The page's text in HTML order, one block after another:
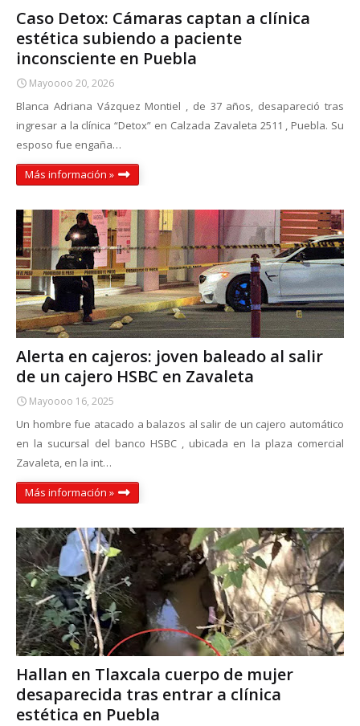
Caso Detox: Cámaras captan a clínica
estética subiendo a paciente
inconsciente en Puebla
Mayoooo 20, 2026
Blanca Adriana Vázquez Montiel , de 37 años, desapareció tras
ingresar a la clínica “Detox” en Calzada Zavaleta 2511 , Puebla. Su
esposo fue engaña…
Más información »
Alerta en cajeros: joven baleado al salir
de un cajero HSBC en Zavaleta
Mayoooo 16, 2025
Un hombre fue atacado a balazos al salir de un cajero automático
en la sucursal del banco HSBC , ubicada en la plaza comercial
Zavaleta, en la int…
Más información »
Hallan en Tlaxcala cuerpo de mujer
desaparecida tras entrar a clínica
estética en Puebla